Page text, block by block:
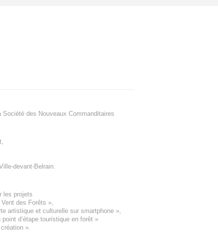
Société des Nouveaux Commanditaires
,
devant-Belrain.
les projets
des Forêts »,
artistique et culturelle sur smartphone »,
point d’étape touristique en forêt »
création ».